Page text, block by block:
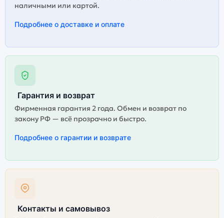
наличными или картой.
Подробнее о доставке и оплате
Гарантия и возврат
Фирменная гарантия 2 года. Обмен и возврат по
закону РФ — всё прозрачно и быстро.
Подробнее о гарантии и возврате
Контакты и самовывоз